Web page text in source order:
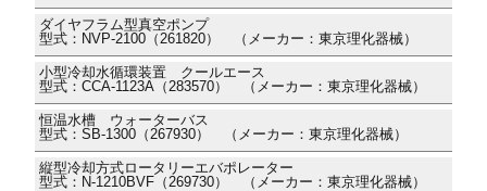
ダイヤフラム型真空ポンプ
型式：NVP-2100（261820） （メーカー：東京理化器械）
小型冷却水循環装置 クールエース
型式：CCA-1123A（283570） （メーカー：東京理化器械）
恒温水槽 ウォーターバス
型式：SB-1300（267930） （メーカー：東京理化器械）
縦型冷却方式ロータリーエバポレーター
型式：N-1210BVF（269730） （メーカー：東京理化器械）